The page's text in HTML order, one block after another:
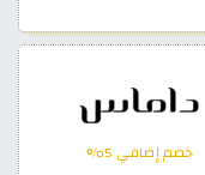
خصم إضافي 5%